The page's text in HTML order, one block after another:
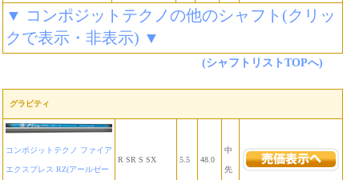
▼ コンポジットテクノの他のシャフト(クリッ
クで表示・非表示) ▼
(シャフトリストTOPへ)
グラビティ
コンポジットテクノ ファイア
エクスプレス RZ(アールゼー
R SR S SX 5.5 48.0
中
先